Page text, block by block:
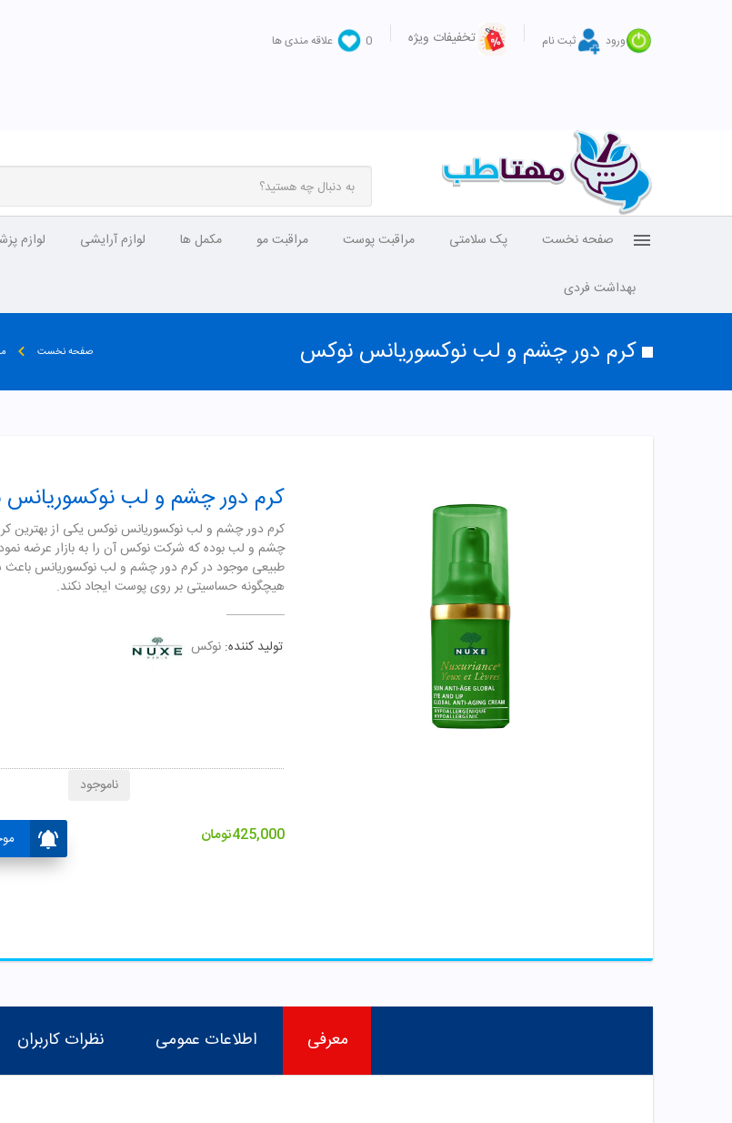
ورود ثبت نام تخفیفات ویژه 0 علاقه مندی ها
صفحه نخست پک سلامتی مراقبت پوست مراقبت مو مکمل ها لوازم آرایشی لوازم
بهداشت فردی
کرم دور چشم و لب نوکسوریانس نوکس صفحه نخست
کرم دور چشم و لب
کرم دور چشم و لب نوکسوریانس نوکس یکی از
چشم و لب بوده که شرکت نوکس آن را به بازار عرضه
طبیعی موجود در کرم دور چشم و لب نوکسوریانس
هیچگونه حساسیتی بر روی پوست ایجاد نکند.
تولید کننده: نوکس
425,000تومان
ناموجود
معرفی اطلاعات عمومی نظرات کاربران